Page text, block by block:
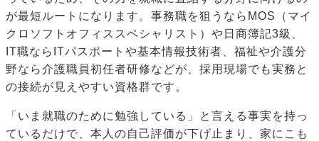
が最短ルートになります。事務職を狙うならMOS（マイ
クロソフトオフィススペシャリスト）や日商簿記3級、
IT職ならITパスポートや基本情報技術者、福祉や介護分
野なら介護職員初任者研修などが、採用現場でも実務と
の接続が見えやすい資格群です。
「いま就職のために勉強している」と言える事実を持っ
ているだけで、本人の自己評価が下げ止まり、家にこも